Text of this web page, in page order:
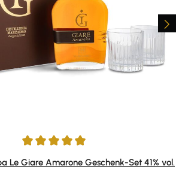
Bewertung von 4.91 von 5 Sternen
Le Giare Amarone Geschenk-Set 41% vol.